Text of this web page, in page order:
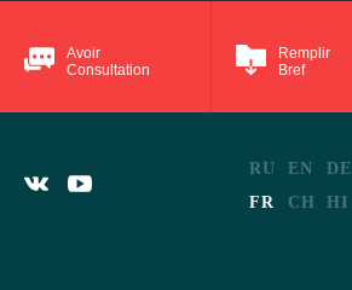
Avoir
Consultation
Remplir
Bref
RU EN DE
FR
CH HI